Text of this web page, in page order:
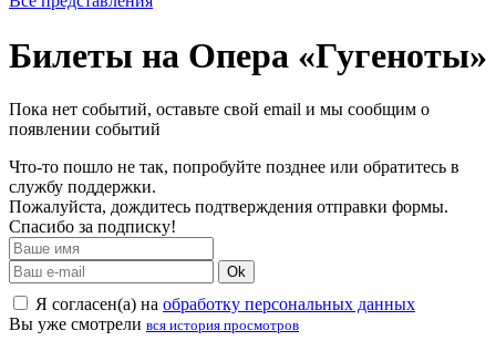
Билеты на Опера «Гугеноты»
Пока нет событий, оставьте свой email и мы сообщим о
появлении событий
Что-то пошло не так, попробуйте позднее или обратитесь в
службу поддержки.
Пожалуйста, дождитесь подтверждения отправки формы.
Спасибо за подписку!
Ok
Я согласен(а) на обработку персональных данных
Вы уже смотрели вся история просмотров